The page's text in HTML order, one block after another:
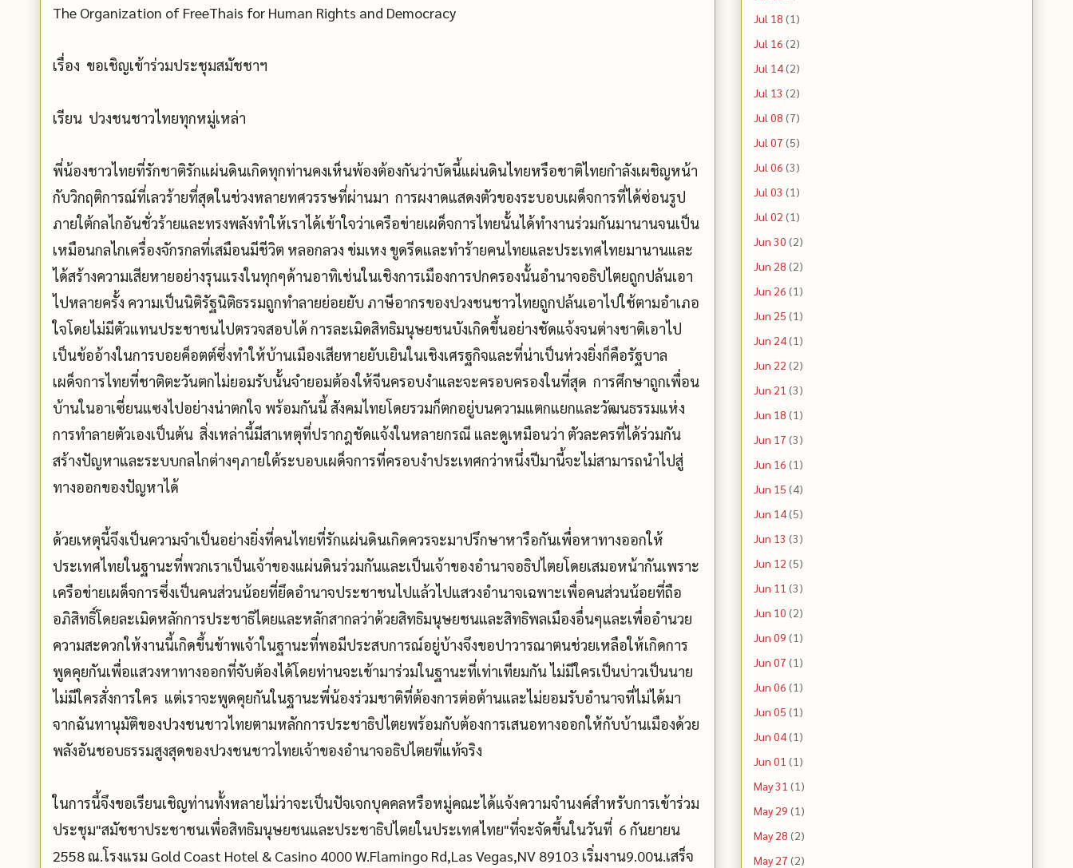
The Organization of FreeThais for Human Rights and Democracy
เรื่อง ขอเชิญเข้าร่วมประชุมสมัชชาฯ
เรียน ปวงชนชาวไทยทุกหมู่เหล่า
พี่น้องชาวไทยที่รักชาติรักแผ่นดินเกิดทุกท่านคงเห็นพ้องต้องกันว่าบัดนี้แผ่นดินไทยหรือชาติไทยกำลังเผชิญหน้า
กับวิกฤติการณ์ที่เลวร้ายที่สุดในช่วงหลายทศวรรษที่ผ่านมา การผงาดแสดงตัวของระบอบเผด็จการที่ได้ซ่อนรูป
ภายใต้กลไกอันชั่วร้ายและทรงพลังทำให้เราได้เข้าใจว่าเครือข่ายเผด็จการไทยนั้นได้ทำงานร่วมกันมานานจนเป็น
เหมือนกลไกเครื่องจักรกลที่เสมือนมีชีวิต หลอกลวง ข่มเหง ขูดรีดและทำร้ายคนไทยและประเทศไทยมานานและ
ได้สร้างความเสียหายอย่างรุนแรงในทุกๆด้านอาทิเช่นในเชิงการเมืองการปกครองนั้นอำนาจอธิปไตยถูกปล้นเอา
ไปหลายครั้ง ความเป็นนิติรัฐนิติธรรมถูกทำลายย่อยยับ ภาษีอากรของปวงชนชาวไทยถูกปล้นเอาไปใช้ตามอำเภอ
ใจโดยไม่มีตัวแทนประชาชนไปตรวจสอบได้ การละเมิดสิทธิมนุษยชนบังเกิดขึ้นอย่างชัดแจ้งจนต่างชาติเอาไป
เป็นข้ออ้างในการบอยค็อตต์ซึ่งทำให้บ้านเมืองเสียหายยับเยินในเชิงเศรฐกิจและที่น่าเป็นห่วงยิ่งก็คือรัฐบาล
เผด็จการไทยที่ชาติตะวันตกไม่ยอมรับนั้นจำยอมต้องให้จีนครอบงำและจะครอบครองในที่สุด การศึกษาถูกเพื่อน
บ้านในอาเซี่ยนแซงไปอย่างน่าตกใจ พร้อมกันนี้ สังคมไทยโดยรวมก็ตกอยู่บนความแตกแยกและวัฒนธรรมแห่ง
การทำลายตัวเองเป็นต้น สิ่งเหล่านี้มีสาเหตุที่ปรากฎชัดแจ้งในหลายกรณี และดูเหมือนว่า ตัวละครที่ได้ร่วมกัน
สร้างปัญหาและระบบกลไกต่างๆภายใต้ระบอบเผด็จการที่ครอบงำประเทศกว่าหนึ่งปีมานี้จะไม่สามารถนำไปสู่
ทางออกของปัญหาได้
ด้วยเหตุนี้จึงเป็นความจำเป็นอย่างยิ่งที่คนไทยที่รักแผ่นดินเกิดควรจะมาปรึกษาหารือกันเพื่อหาทางออกให้
ประเทศไทยในฐานะที่พวกเราเป็นเจ้าของแผ่นดินร่วมกันและเป็นเจ้าของอำนาจอธิปไตยโดยเสมอหน้ากันเพราะ
เครือข่ายเผด็จการซึ่งเป็นคนส่วนน้อยที่ยึดอำนาจประชาชนไปแล้วไปแสวงอำนาจเฉพาะเพื่อคนส่วนน้อยที่ถือ
อภิสิทธิ์โดยละเมิดหลักการประชาธิไตยและหลักสากลว่าด้วยสิทธิมนุษยชนและสิทธิพลเมืองอื่นๆและเพื่ออำนวย
ความสะดวกให้งานนี้เกิดขึ้นข้าพเจ้าในฐานะที่พอมีประสบการณ์อยู่บ้างจึงขอปาวารณาตนช่วยเหลือให้เกิดการ
พูดคุยกันเพื่อแสวงหาทางออกที่จับต้องได้โดยท่านจะเข้ามาร่วมในฐานะที่เท่าเทียมกัน ไม่มีใครเป็นบ่าวเป็นนาย
ไม่มีใครสั่งการใคร แต่เราจะพูดคุยกันในฐานะพี่น้องร่วมชาติที่ต้องการต่อต้านและไม่ยอมรับอำนาจที่ไม่ได้มา
จากฉันทานุมัติของปวงชนชาวไทยตามหลักการประชาธิปไตยพร้อมกับต้องการเสนอทางออกให้กับบ้านเมืองด้วย
พลังอันชอบธรรมสูงสุดของปวงชนชาวไทยเจ้าของอำนาจอธิปไตยที่แท้จริง
ในการนี้จึงขอเรียนเชิญท่านทั้งหลายไม่ว่าจะเป็นปัจเจกบุคคลหรือหมู่คณะได้แจ้งความจำนงค์สำหรับการเข้าร่วม
ประชุม"สมัชชาประชาชนเพื่อสิทธิมนุษยชนและประชาธิปไตยในประเทศไทย"ที่จะจัดขึ้นในวันที่ 6 กันยายน
2558 ณ.โรงแรม Gold Coast Hotel & Casino 4000 W.Flamingo Rd,Las Vegas,NV 89103 เริ่มงาน9.00น.เสร็จ
Jul 18 (1)
Jul 16 (2)
Jul 14(2)
Jul 13 (2)
Jul 08 (7)
Jul 07 (5)
Jul 06 (3)
Jul 03 (1)
Jul 02 (1)
Jun 30 (2)
Jun 28 (2)
Jun 26 (1)
Jun 25 (1)
Jun 24(1)
Jun 22 (2)
Jun 21 (3)
Jun 18 (1)
Jun 17 (3)
Jun 16 (1)
Jun 15 (4)
Jun 14(5)
Jun 13 (3)
Jun 12 (5)
Jun 11 (3)
Jun 10 (2)
Jun 09 (1)
Jun 07 (1)
Jun 06 (1)
Jun 05 (1)
Jun 04(1)
Jun 01 (1)
May 31 (1)
May 29 (1)
May 28 (2)
May 27 (2)